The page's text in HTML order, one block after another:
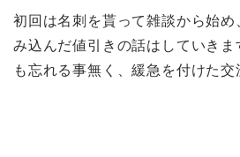
初回は名刺を貰って雑談から始め
み込んだ値引きの話はしていき
も忘れる事無く、緩急を付けた交